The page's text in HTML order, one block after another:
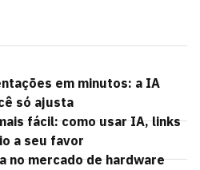
em minutos: a IA
só ajusta
fácil: como usar IA, links
a seu favor
no mercado de hardware